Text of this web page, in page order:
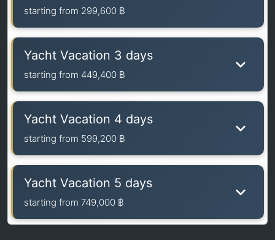
starting from 299,600 ฿
Yacht Vacation 3 days
starting from 449,400 ฿
Yacht Vacation 4 days
starting from 599,200 ฿
Yacht Vacation 5 days
starting from 749,000 ฿